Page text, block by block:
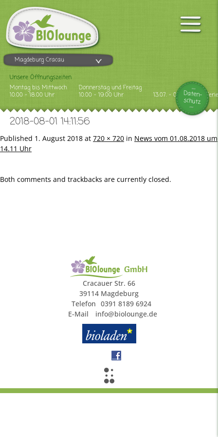
Magdeburg Cracau
Unsere Öffnungszeiten
Montag bis Mittwoch
10.00 - 18.00 Uhr
Donnerstag und Freitag
10.00 - 19.00 Uhr
13.07. - 09.08.2026
Daten-
schutz
2018-08-01 14:11:56
Published 1. August 2018 at 720 × 720 in News vom 01.08.2018 um
14.11 Uhr
Both comments and trackbacks are currently closed.
GmbH
Cracauer Str. 66
39114 Magdeburg
Telefon 0391 8189 6924
E-Mail
info@biolounge.de